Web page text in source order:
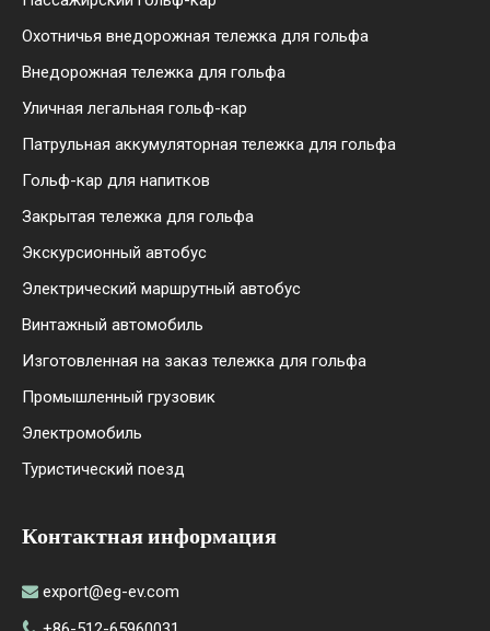
Охотничья внедорожная тележка для гольфа
Внедорожная тележка для гольфа
Уличная легальная гольф-кар
Патрульная аккумуляторная тележка для гольфа
Гольф-кар для напитков
Закрытая тележка для гольфа
Экскурсионный автобус
Электрический маршрутный автобус
Винтажный автомобиль
Изготовленная на заказ тележка для гольфа
Промышленный грузовик
Электромобиль
Туристический поезд
Контактная информация
 export@eg-ev.com